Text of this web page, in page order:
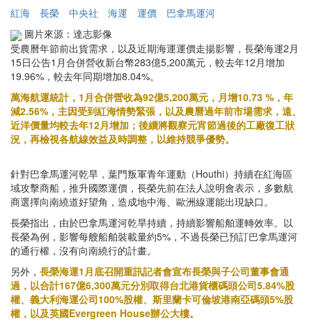
紅海
長榮 中央社 海運 運價
巴拿馬運河
圖片來源：達志影像
受農曆年節前出貨需求，以及近期海運運價走揚影響，長榮海運2月
15日公告1月合併營收新台幣283億5,200萬元，較去年12月增加
19.96%，較去年同期增加8.04%。
萬海航運統計，1月合併營收為92億5,200萬元，月增10.73 %，年
減2.56%，主因受到紅海情勢緊張，以及農曆過年前市場需求，遠、
近洋價量均較去年12月增加；後續將觀察元宵節過後的工廠復工狀
況，再檢視各航線效益及時調整，以維持競爭優勢。
針對巴拿馬運河乾旱，葉門叛軍青年運動（Houthi）持續在紅海區
域攻擊商船，推升國際運價，長榮先前在法人說明會表示，多數航
商選擇向南繞道好望角，造成地中海、歐洲線運能出現缺口。
長榮指出，由於巴拿馬運河乾旱持續，持續影響船舶運轉效率。以
長榮為例，影響每艘船舶裝載量約5%，不過長榮已預訂巴拿馬運河
的通行權，沒有向南繞行的計畫。
另外， 長榮海運1月底召開重訊記者會宣布長榮與子公司董事會通
過，以合計167億6,300萬元分別取得台北港貨櫃碼頭公司5.84%股
權、義大利海運公司100%股權、斯里蘭卡可倫坡港南亞碼頭5%股
權，以及英國Evergreen House辦公大樓。